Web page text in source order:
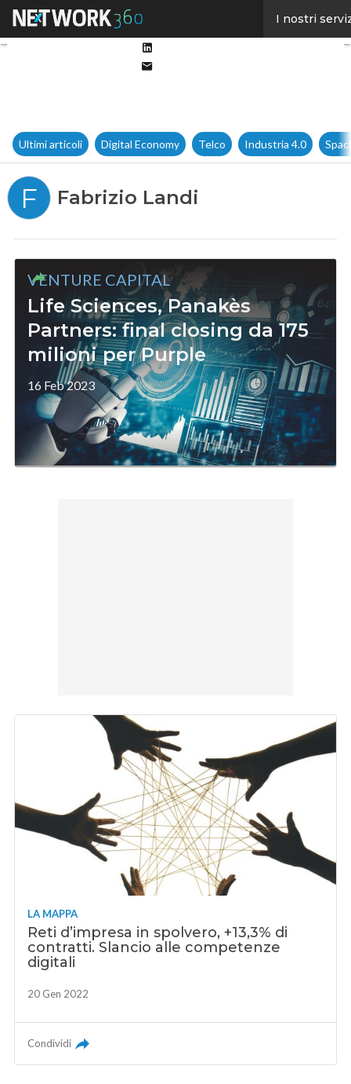
I nostri
Ultimi articoli Digital Economy Telco Industria 4.0
F Fabrizio Landi
VENTURE CAPITAL
Life Sciences, Panakès
Partners: final closing da 175
milioni per Purple
16 Feb 2023
LA MAPPA
Reti d’impresa in spolvero, +13,3% di
contratti. Slancio alle competenze
digitali
20 Gen 2022
Condividi